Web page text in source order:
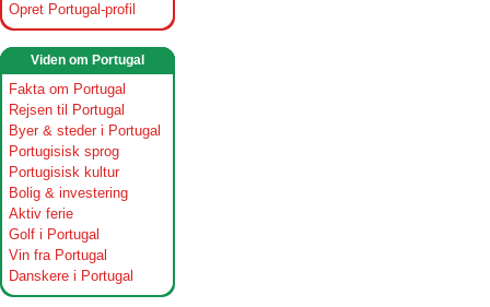
Opret Portugal-profil
Viden om Portugal
Fakta om Portugal
Rejsen til Portugal
Byer & steder i Portugal
Portugisisk sprog
Portugisisk kultur
Bolig & investering
Aktiv ferie
Golf i Portugal
Vin fra Portugal
Danskere i Portugal